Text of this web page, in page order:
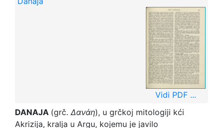
Vidi PDF ...
DANAJA (grč. Δανάη), u grčkoj mitologiji kći
Akrizija, kralja u Argu, kojemu je javilo